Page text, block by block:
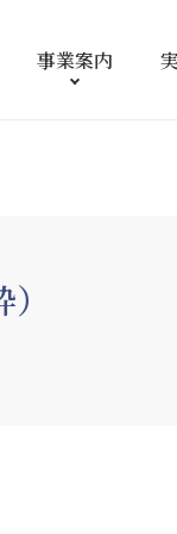
事業案内